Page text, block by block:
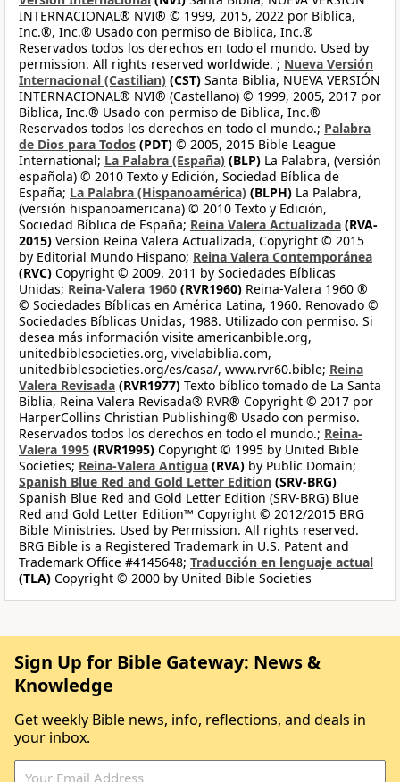
INTERNACIONAL® NVI® © 1999, 2015, 2022 por Biblica,
Inc.®, Inc.® Usado con permiso de Biblica, Inc.®
Reservados todos los derechos en todo el mundo. Used by
permission. All rights reserved worldwide. ; Nueva Versión
Internacional (Castilian) (CST) Santa Biblia, NUEVA VERSIÓN
INTERNACIONAL® NVI® (Castellano) © 1999, 2005, 2017 por
Biblica, Inc.® Usado con permiso de Biblica, Inc.®
Reservados todos los derechos en todo el mundo.; Palabra
de Dios para Todos (PDT) © 2005, 2015 Bible League
International; La Palabra (España) (BLP) La Palabra, (versión
española) © 2010 Texto y Edición, Sociedad Bíblica de
España; La Palabra (Hispanoamérica) (BLPH) La Palabra,
(versión hispanoamericana) © 2010 Texto y Edición,
Sociedad Bíblica de España; Reina Valera Actualizada (RVA-
2015) Version Reina Valera Actualizada, Copyright © 2015
by Editorial Mundo Hispano; Reina Valera Contemporánea
(RVC) Copyright © 2009, 2011 by Sociedades Bíblicas
Unidas; Reina-Valera 1960 (RVR1960) Reina-Valera 1960 ®
© Sociedades Bíblicas en América Latina, 1960. Renovado ©
Sociedades Bíblicas Unidas, 1988. Utilizado con permiso. Si
desea más información visite americanbible.org,
unitedbiblesocieties.org, vivelabiblia.com,
unitedbiblesocieties.org/es/casa/, www.rvr60.bible; Reina
Valera Revisada (RVR1977) Texto bíblico tomado de La Santa
Biblia, Reina Valera Revisada® RVR® Copyright © 2017 por
HarperCollins Christian Publishing® Usado con permiso.
Reservados todos los derechos en todo el mundo.; Reina-
Valera 1995 (RVR1995) Copyright © 1995 by United Bible
Societies; Reina-Valera Antigua (RVA) by Public Domain;
Spanish Blue Red and Gold Letter Edition (SRV-BRG)
Spanish Blue Red and Gold Letter Edition (SRV-BRG) Blue
Red and Gold Letter Edition™ Copyright © 2012/2015 BRG
Bible Ministries. Used by Permission. All rights reserved.
BRG Bible is a Registered Trademark in U.S. Patent and
Trademark Office #4145648; Traducción en lenguaje actual
(TLA) Copyright © 2000 by United Bible Societies
Sign Up for Bible Gateway: News &
Knowledge
Get weekly Bible news, info, reflections, and deals in
your inbox.